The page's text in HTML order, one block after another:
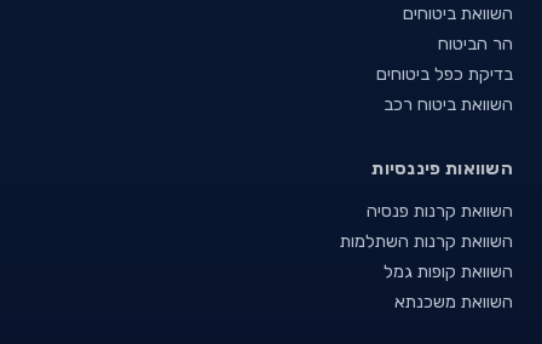
השוואת ביטוחים
הר הביטוח
בדיקת כפל ביטוחים
השוואת ביטוח רכב
השוואות פיננסיות
השוואת קרנות פנסיה
השוואת קרנות השתלמות
השוואת קופות גמל
השוואת משכנתא